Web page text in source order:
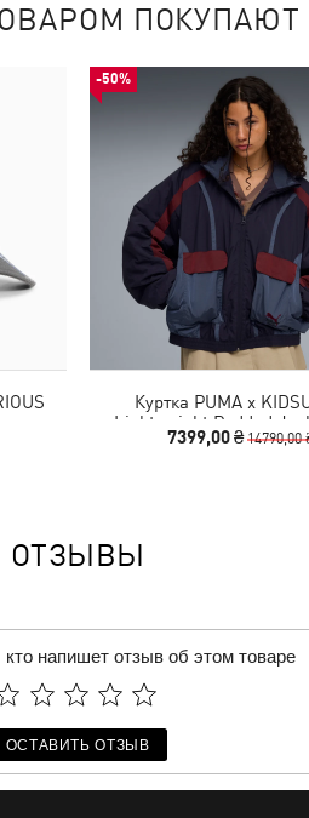
ПОКУПАЮТ
-50%
Куртка PUMA x
Lightweight Padded
7399,00 ₴14790,00
ОТЗЫВЫ
напишет отзыв об этом товаре
ОСТАВИТЬ ОТЗЫВ